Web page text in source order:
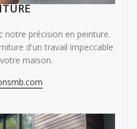
notre précision en peinture.
d'un travail impeccable
maison.